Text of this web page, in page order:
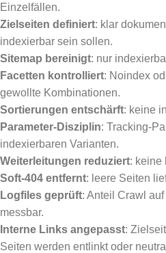
Einzelfällen.
Zielseiten definiert: klar
indexierbar sein sollen.
Sitemap bereinigt: nur
Facetten kontrolliert: Noindex
gewollte Kombinationen.
Sortierungen entschärft: keine
Parameter-Disziplin: Tracking-
indexierbaren Varianten.
Weiterleitungen reduziert: keine
Soft-404 entfernt: leere Seiten
Logfiles geprüft: Anteil Crawl
messbar.
Interne Links angepasst:
Seiten werden entlinkt oder